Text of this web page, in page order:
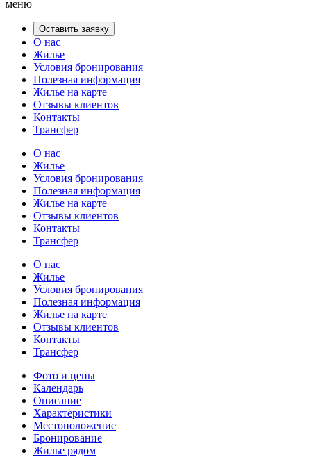
меню
Оставить заявку
О нас
Жилье
Условия бронирования
Полезная информация
Жилье на карте
Отзывы клиентов
Контакты
Трансфер
О нас
Жилье
Условия бронирования
Полезная информация
Жилье на карте
Отзывы клиентов
Контакты
Трансфер
О нас
Жилье
Условия бронирования
Полезная информация
Жилье на карте
Отзывы клиентов
Контакты
Трансфер
Фото и цены
Календарь
Описание
Характеристики
Местоположение
Бронирование
Жилье рядом